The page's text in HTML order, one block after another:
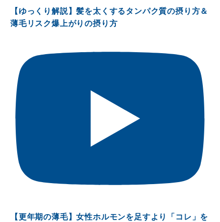
【ゆっくり解説】髪を太くするタンパク質の摂り方＆
薄毛リスク爆上がりの摂り方
【更年期の薄毛】女性ホルモンを足すより「コレ」を